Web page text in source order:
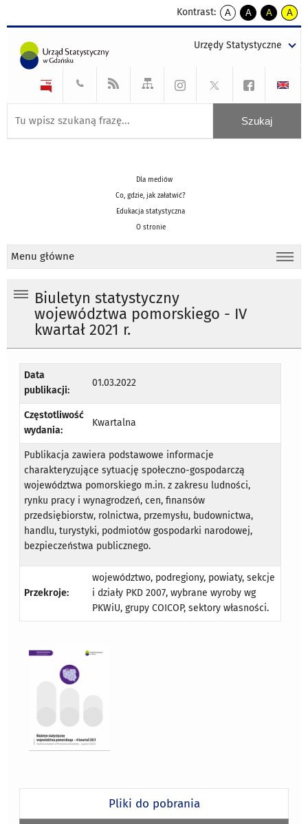
Kontrast:
A
kontrast
A
kontrast
tekst
czarnym
A
kontrast
tekst
czarnym
A
tekst
żółtym
Urzędy Statystyczne
Dla mediów
Co, gdzie, jak załatwić?
Edukacja statystyczna
O stronie
Menu główne
Biuletyn statystyczny
województwa pomorskiego - IV
kwartał 2021 r.
Data
publikacji:
01.03.2022
Częstotliwość
wydania:
Kwartalna
Publikacja zawiera podstawowe informacje
charakteryzujące sytuację społeczno-gospodarczą
województwa pomorskiego m.in. z zakresu ludności,
rynku pracy i wynagrodzeń, cen, finansów
przedsiębiorstw, rolnictwa, przemysłu, budownictwa,
handlu, turystyki, podmiotów gospodarki narodowej,
bezpieczeństwa publicznego.
Przekroje:
województwo, podregiony, powiaty, sekcje
i działy PKD 2007, wybrane wyroby wg
PKWiU, grupy COICOP, sektory własności.
Pliki do pobrania